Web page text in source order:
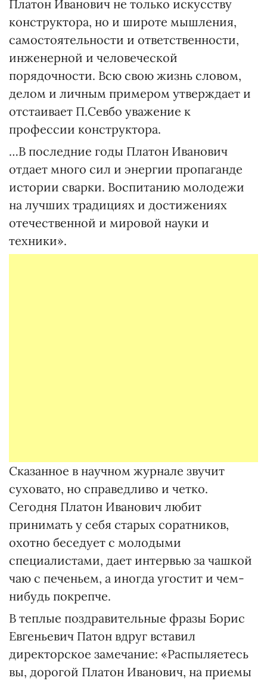
Платон Иванович не только искусству
конструктора, но и широте мышления,
самостоятельности и ответственности,
инженерной и человеческой
порядочности. Всю свою жизнь словом,
делом и личным примером утверждает и
отстаивает П.Севбо уважение к
профессии конструктора.
…В последние годы Платон Иванович
отдает много сил и энергии пропаганде
истории сварки. Воспитанию молодежи
на лучших традициях и достижениях
отечественной и мировой науки и
техники».
Сказанное в научном журнале звучит
суховато, но справедливо и четко.
Сегодня Платон Иванович любит
принимать у себя старых соратников,
охотно беседует с молодыми
специалистами, дает интервью за чашкой
чаю с печеньем, а иногда угостит и чем-
нибудь покрепче.
В теплые поздравительные фразы Борис
Евгеньевич Патон вдруг вставил
директорское замечание: «Распыляетесь
вы, дорогой Платон Иванович, на приемы